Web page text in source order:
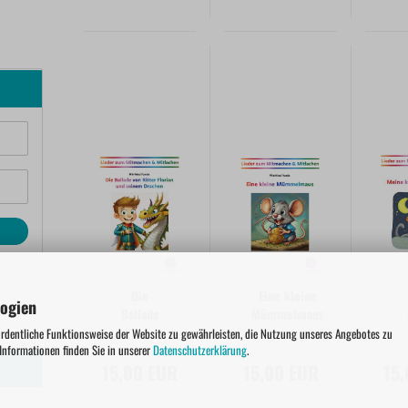
Funktionsweise der Website zu gewährleisten, die Nutzung unseres Angebotes zu
finden Sie in unsererDatenschutzerklärung.
von Ritter
Florian
| Lieder zum